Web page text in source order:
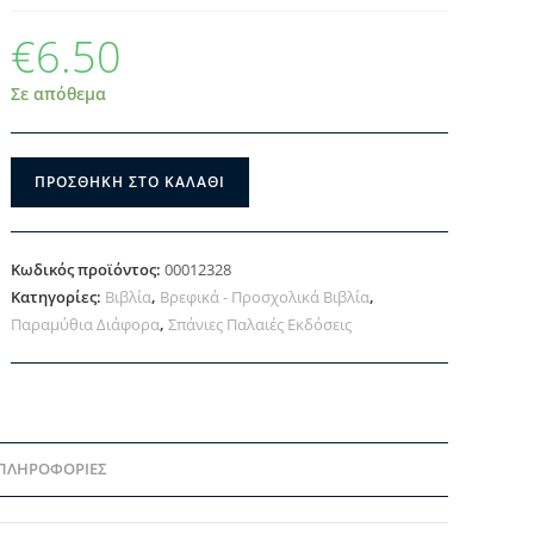
€6.50
Σε απόθεμα
ΠΡΟΣΘΉΚΗ ΣΤΟ ΚΑΛΆΘΙ
Κωδικός προϊόντος:00012328
Κατηγορίες: Βιβλία, Βρεφικά - Προσχολικά Βιβλία,
Παραμύθια Διάφορα,Σπάνιες Παλαιές Εκδόσεις